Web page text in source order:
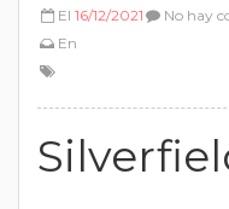
El 16/12/2021
En
No hay